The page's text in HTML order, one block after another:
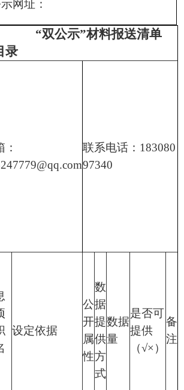
网址：
”材料报送清单
录
：
联系电话：183080
97340
设定依据
公
开
属
性
数
据
提
供
方
式
数据
量
是否可
提供
（√×）
备
注